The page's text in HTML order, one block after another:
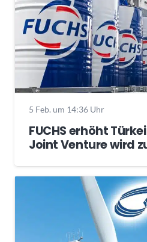
5 Feb. um 14:36 Uhr
FUCHS erhöht
Joint Venture wird